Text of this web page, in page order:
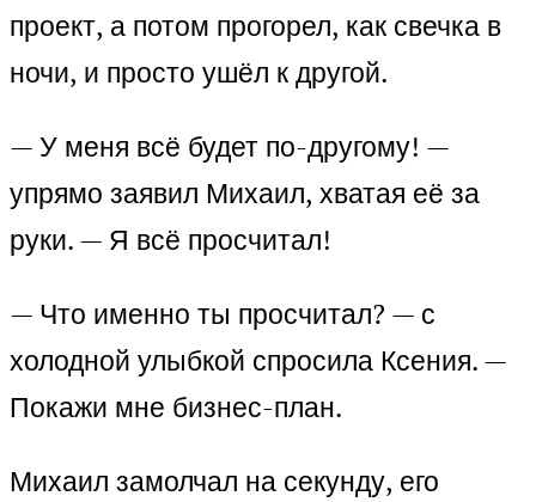
проект, а потом прогорел, как свечка в
ночи, и просто ушёл к другой.
— У меня всё будет по-другому! —
упрямо заявил Михаил, хватая её за
руки. — Я всё просчитал!
— Что именно ты просчитал? — с
холодной улыбкой спросила Ксения. —
Покажи мне бизнес-план.
Михаил замолчал на секунду, его